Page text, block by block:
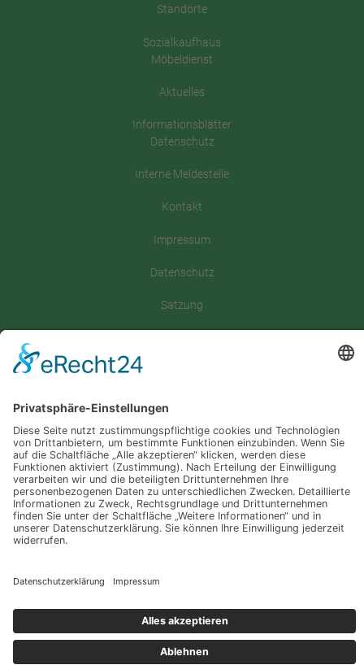
Standorte
Sozialkaufhaus
Möbeldienst
Aktuelles
Informationsblätter
Datenschutz
Interne Meldestelle
Kontakt
Impressum
Datenschutz
Satzung
Spenden